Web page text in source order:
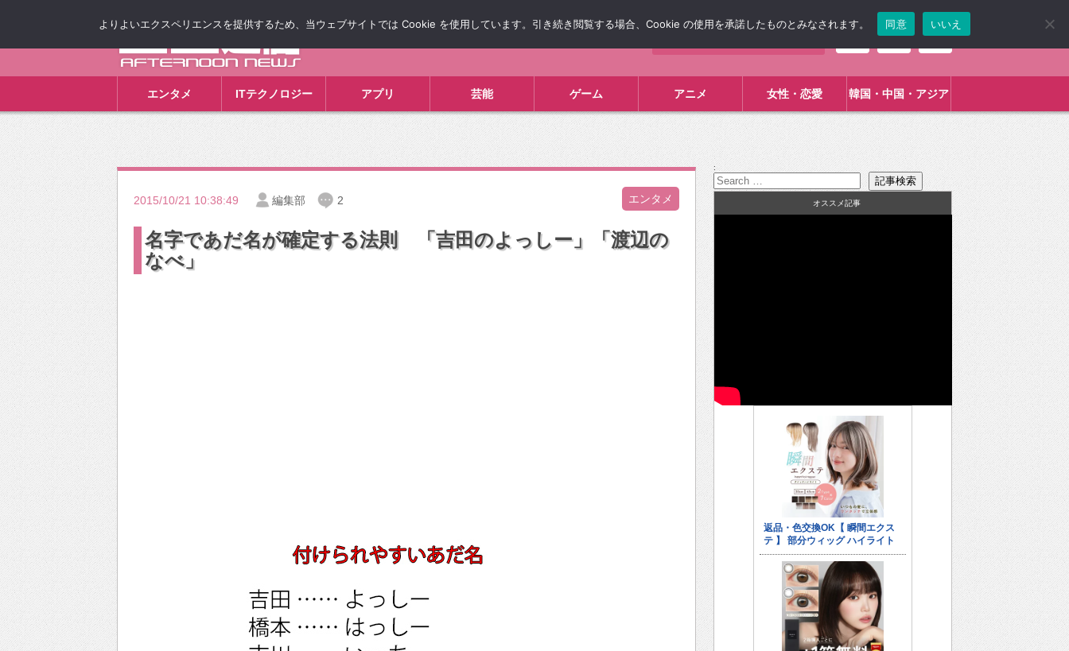
エンタメ ITテクノロジー アプリ 芸能 ゲーム アニメ 女性・恋愛 韓国・中国・アジア
2015/10/21 10:38:49 編集部 2 エンタメ
名字であだ名が確定する法則 「吉田のよっしー」「渡辺の
なべ」
:
オススメ記事
よりよいエクスペリエンスを提供するため、当ウェブサイトでは Cookie を使用しています。引き続き閲覧する場合、Cookie の使用を承諾したものとみなされます。 同意 いいえ